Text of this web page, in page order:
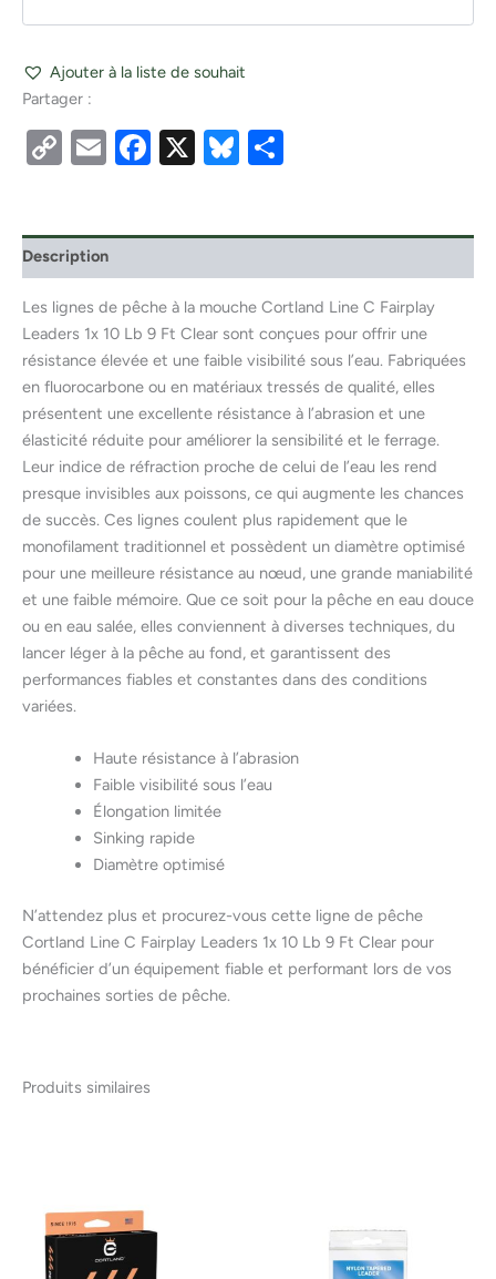
Ajouter à la liste de souhait
Partager :
CopyEmailFacebook
X Bluesky
Description
Les lignes de pêche à la mouche Cortland Line C Fairplay
Leaders 1x 10 Lb 9 Ft Clear sont conçues pour offrir une
résistance élevée et une faible visibilité sous l’eau. Fabriquées
en fluorocarbone ou en matériaux tressés de qualité, elles
présentent une excellente résistance à l’abrasion et une
élasticité réduite pour améliorer la sensibilité et le ferrage.
Leur indice de réfraction proche de celui de l’eau les rend
presque invisibles aux poissons, ce qui augmente les chances
de succès. Ces lignes coulent plus rapidement que le
monofilament traditionnel et possèdent un diamètre optimisé
pour une meilleure résistance au nœud, une grande maniabilité
et une faible mémoire. Que ce soit pour la pêche en eau douce
ou en eau salée, elles conviennent à diverses techniques, du
lancer léger à la pêche au fond, et garantissent des
performances fiables et constantes dans des conditions
variées.
Haute résistance à l’abrasion
Faible visibilité sous l’eau
Élongation limitée
Sinking rapide
Diamètre optimisé
N’attendez plus et procurez-vous cette ligne de pêche
Cortland Line C Fairplay Leaders 1x 10 Lb 9 Ft Clear pour
bénéficier d’un équipement fiable et performant lors de vos
prochaines sorties de pêche.
Produits similaires